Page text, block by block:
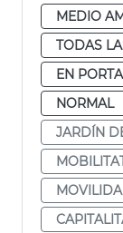
MEDIO
TODAS
EN
NORMAL
JARDÍN